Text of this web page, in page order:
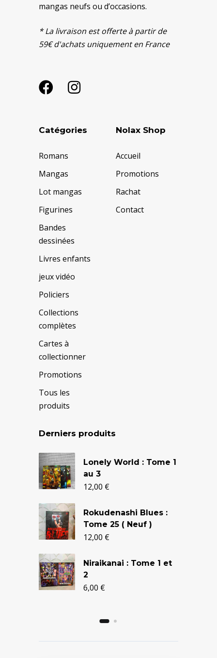
mangas neufs ou d’occasions.
* La livraison est offerte à partir de
59€ d'achats uniquement en France
Catégories
Romans
Mangas
Lot mangas
Figurines
Bandes
dessinées
Livres enfants
jeux vidéo
Policiers
Collections
complètes
Cartes à
collectionner
Promotions
Tous les
produits
Nolax Shop
Accueil
Promotions
Rachat
Contact
Derniers produits
Lonely World : Tome 1
au 3
12,00 €
Rokudenashi Blues :
Tome 25 ( Neuf )
12,00 €
Niraikanai : Tome 1 et
2
6,00 €